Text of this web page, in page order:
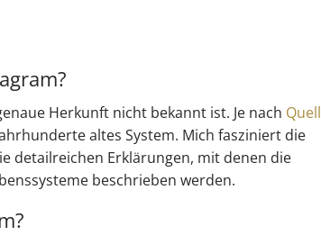
Herkunft nicht bekannt ist. Je nach
altes System. Mich fasziniert die
detailreichen Erklärungen, mit denen die
beschrieben werden.